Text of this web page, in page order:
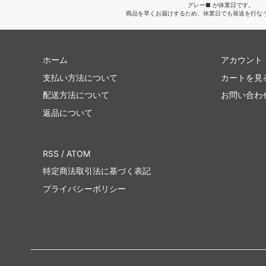
グレー■ が休業日です。
商品を早くお届けするため、休業日でも発送を行な
ホーム
支払い方法について
配送方法について
返品について
アカウント
カートを見
お問い合わ
RSS / ATOM
特定商法取引法に基づく表記
プライバシーポリシー